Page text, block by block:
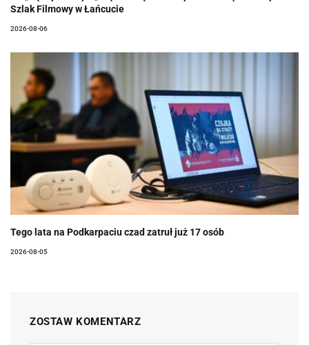
Szlak Filmowy w Łańcucie
2026-08-06
Tego lata na Podkarpaciu czad zatruł już 17 osób
2026-08-05
ZOSTAW KOMENTARZ